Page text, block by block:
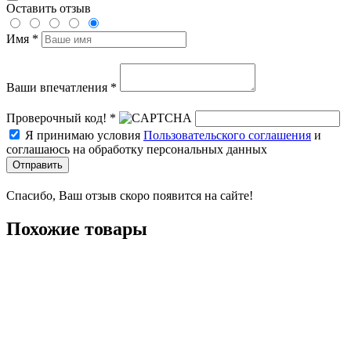
Оставить отзыв
Имя *
Ваши впечатления *
Проверочный код! *
Я принимаю условия Пользовательского соглашения и
соглашаюсь на обработку персональных данных
Отправить
Спасибо, Ваш отзыв скоро появится на сайте!
Похожие товары